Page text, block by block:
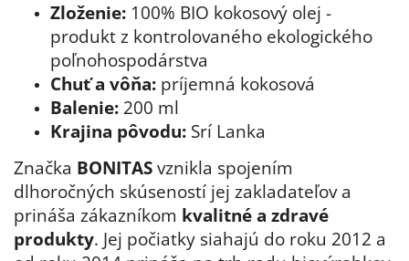
Zloženie: 100% BIO kokosový olej -
produkt z kontrolovaného ekologického
poľnohospodárstva
Chuť a vôňa: príjemná kokosová
Balenie: 200 ml
Krajina pôvodu: Srí Lanka
Značka BONITAS vznikla spojením
dlhoročných skúseností jej zakladateľov a
prináša zákazníkom kvalitné a zdravé
produkty. Jej počiatky siahajú do roku 2012 a